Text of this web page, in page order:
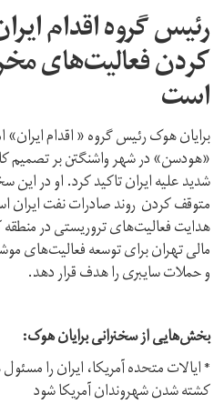
رئيس گروه اقدام
کردن فعالیت‌های
است
برایان هوک رئيس گروه « اقدام
«هودسن» در شهر واشنگتن بر تصمیم
شدید علیه ایران تاکید کرد. او در این
متوقف کردن روند صادرات نفت ایران
هدایت فعالیت‌های تروریستی در منطقه
مالی تهران برای توسعه‌ فعالیت‌های
و حملات سایبری را هدف قرار دهد.
بخش‌هایی از سخنرانی برایان هوک:
* ایالات متحده آمریکا، ایران را
کشته شدن شهروندان آمریکا شود